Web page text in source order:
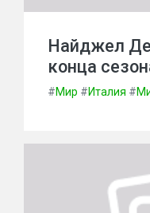
Найджел
конца
#Мир #Италия #